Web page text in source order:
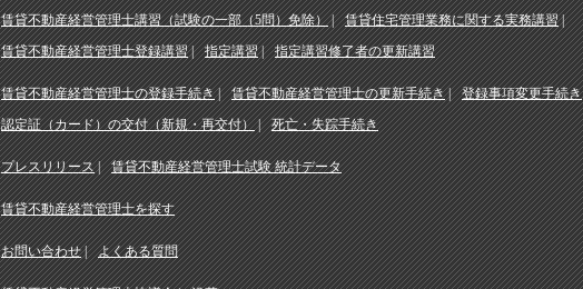
賃貸不動産経営管理士講習（試験の一部（5問）免除）
賃貸住宅管理業務に関する実務講習
賃貸不動産経営管理士登録講習
指定講習 指定講習修了者の更新講習
賃貸不動産経営管理士の登録手続き 賃貸不動産経営管理士の更新手続き
登録事項変更手続き
認定証（カード）の交付（新規・再交付）
死亡・失踪手続き
プレスリリース 賃貸不動産経営管理士試験 統計データ
賃貸不動産経営管理士を探す
お問い合わせ よくある質問